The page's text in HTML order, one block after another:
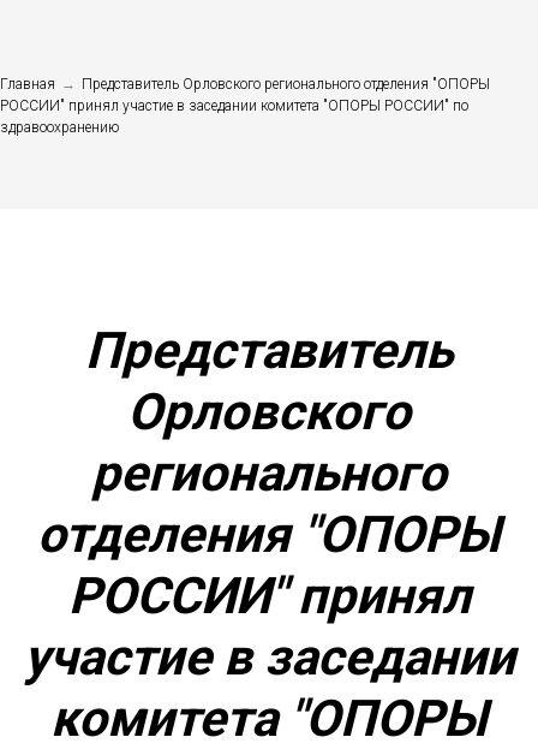
Главная →
Представитель Орловского регионального отделения "ОПОРЫ
РОССИИ" принял участие в заседании комитета "ОПОРЫ РОССИИ" по
здравоохранению​
Представитель
Орловского
регионального
отделения "ОПОРЫ
РОССИИ" принял
участие в заседании
комитета "ОПОРЫ